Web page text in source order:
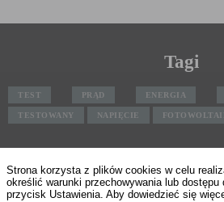
Strona korzysta z plików cookies w celu
określić warunki przechowywania lub
przycisk Ustawienia. Aby dowiedzieć się
Tagi
TEST PRĄD ENERGIA
TESTOWANY NAPIĘCIE
Szybki
poznajmy się